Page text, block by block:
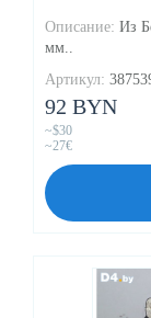
Описание: Из
мм..
Артикул:
92 BYN
~$30
~27€